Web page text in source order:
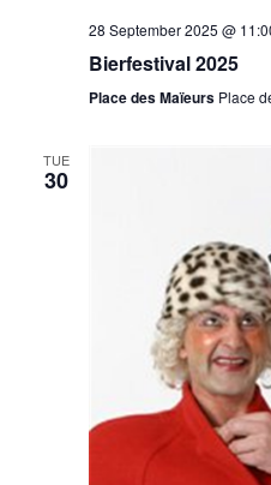
28 September 2025 @
Bierfestival 2025
Place des Maïeurs Place
TUE
30